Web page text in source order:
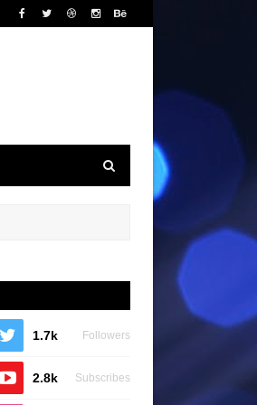
1.7k Followers
2.8k Subscribes